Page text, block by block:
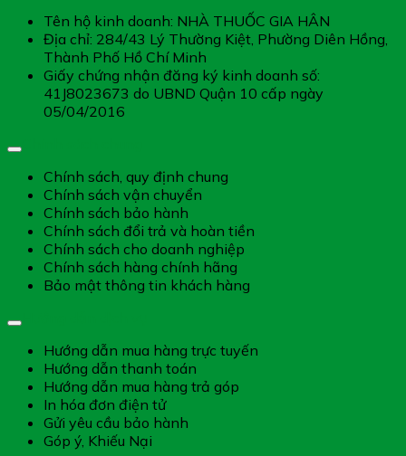
Tên hộ kinh doanh: NHÀ THUỐC GIA HÂN
Địa chỉ: 284/43 Lý Thường Kiệt, Phường Diên Hồng,
Thành Phố Hồ Chí Minh
Giấy chứng nhận đăng ký kinh doanh số:
41J8023673 do UBND Quận 10 cấp ngày
05/04/2016
Chính sách, quy định chung
Chính sách vận chuyển
Chính sách bảo hành
Chính sách đổi trả và hoàn tiền
Chính sách cho doanh nghiệp
Chính sách hàng chính hãng
Bảo mật thông tin khách hàng
Hướng dẫn mua hàng trực tuyến
Hướng dẫn thanh toán
Hướng dẫn mua hàng trả góp
In hóa đơn điện tử
Gửi yêu cầu bảo hành
Góp ý, Khiếu Nại